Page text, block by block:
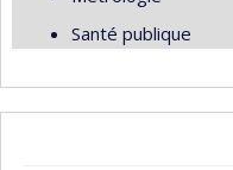
Santé publique